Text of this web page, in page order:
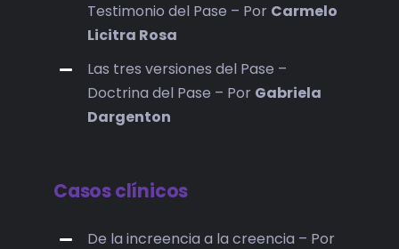
Testimonio del Pase – Por Carmelo
Licitra Rosa
Las tres versiones del Pase –
Doctrina del Pase – Por Gabriela
Dargenton
Casos clínicos
De la increencia a la creencia – Por